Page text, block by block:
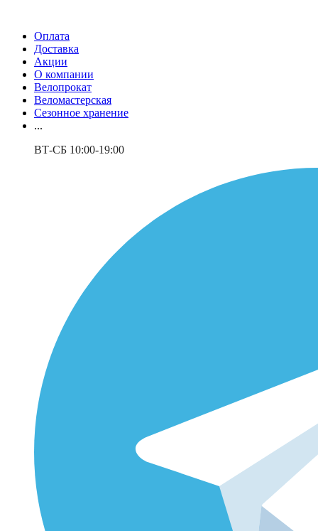
Оплата
Доставка
Акции
О компании
Велопрокат
Веломастерская
Сезонное хранение
...
ВТ-СБ 10:00-19:00